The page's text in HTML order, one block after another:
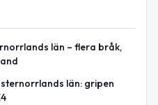
län – flera bråk,
län: gripen